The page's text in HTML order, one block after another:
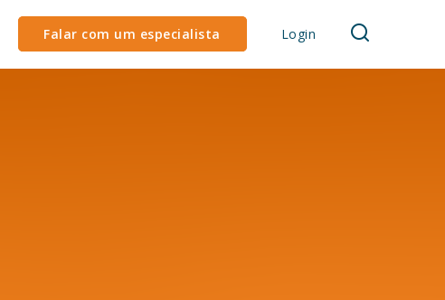
Falar com um especialista Login